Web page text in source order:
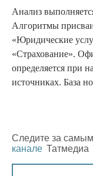
Анализ
Алгоритмы
«Юридические
«Страхование».
определяется при
источниках. База
Следите за
канале Татмедиа